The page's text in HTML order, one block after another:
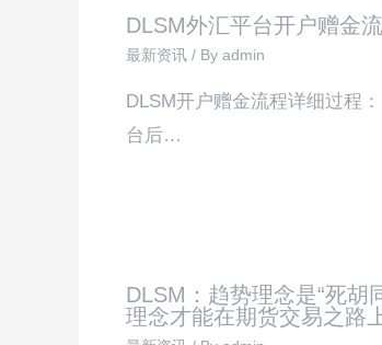
DLSM外汇平台开户赠金
最新资讯/ By admin
DLSM开户赠金流程详细过程
台后…
DLSM：趋势理念是“死胡
理念才能在期货交易之路